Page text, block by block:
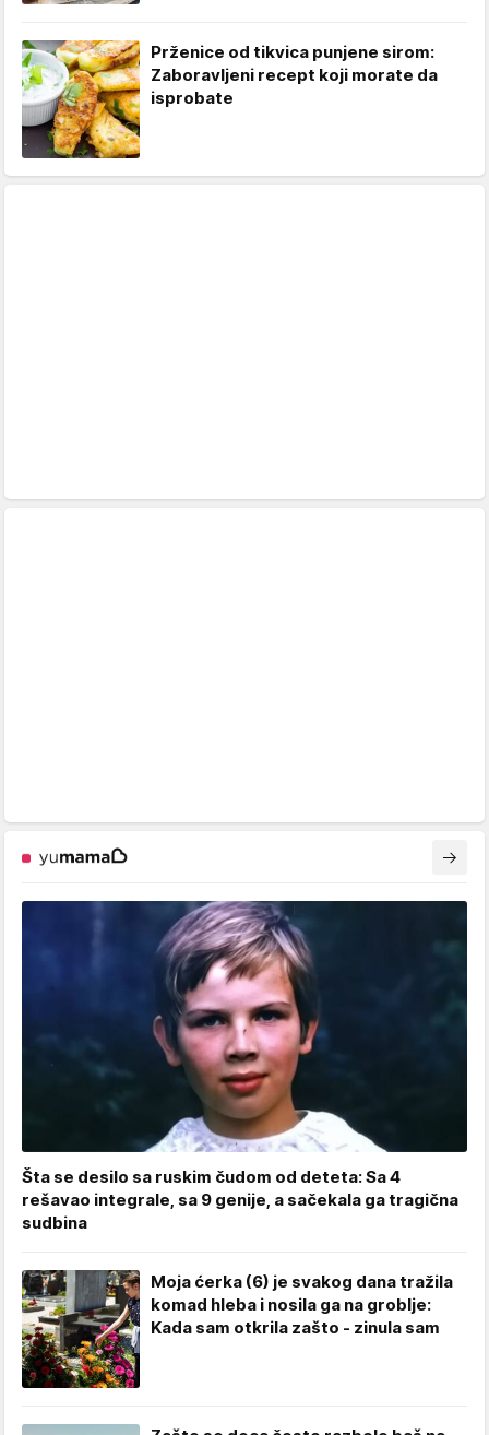
Prženice od tikvica punjene sirom:
Zaboravljeni recept koji morate da
isprobate
Šta se desilo sa ruskim čudom od deteta: Sa 4
rešavao integrale, sa 9 genije, a sačekala ga tragična
sudbina
Moja ćerka (6) je svakog dana tražila
komad hleba i nosila ga na groblje:
Kada sam otkrila zašto - zinula sam